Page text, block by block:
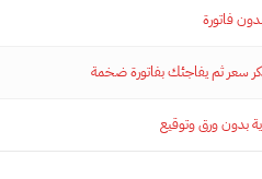
فاتورة
سعر ثم يفاجئك بفاتورة ضخمة
بدون ورق وتوقيع